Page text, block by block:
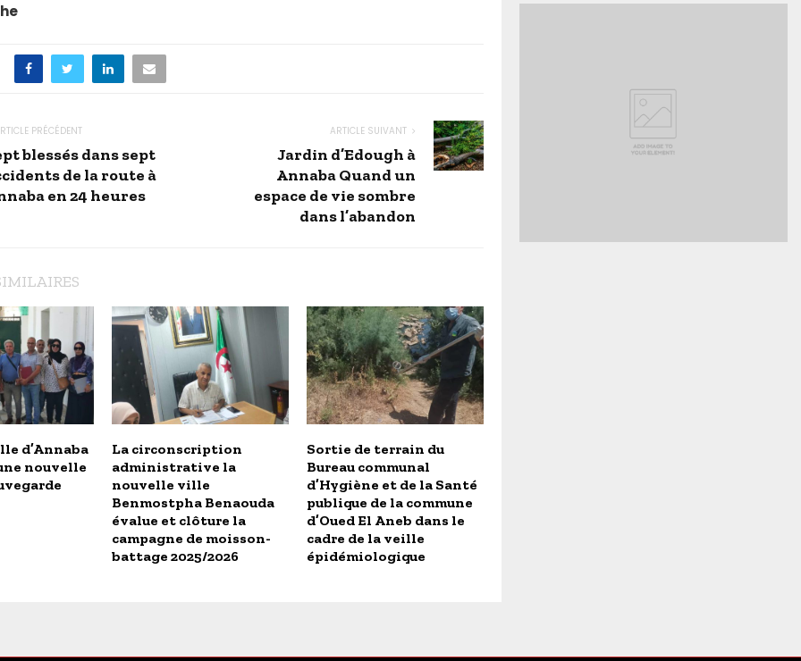
PRÉCÉDENT
blessés dans sept
de la route à
en 24 heures
ARTICLE SUIVANT
Jardin d’Edough à
Annaba Quand un
espace de vie sombre
dans l’abandon
d’Annaba
nouvelle
La circonscription
administrative la
nouvelle ville
Benmostpha Benaouda
évalue et clôture la
campagne de moisson-
battage 2025/2026
Sortie de terrain du
Bureau communal
d’Hygiène et de la Santé
publique de la commune
d’Oued El Aneb dans le
cadre de la veille
épidémiologique